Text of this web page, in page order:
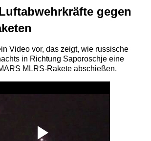
gegen
Video vor, das zeigt, wie russische
in Richtung Saporoschje eine
MLRS-Rakete abschießen.